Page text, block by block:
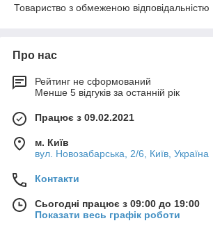
Товариство з обмеженою відповідальністю
Про нас
Рейтинг не сформований
Менше 5 відгуків за останній рік
Працює з 09.02.2021
м. Київ
вул. Новозабарська, 2/6, Київ, Україна
Контакти
Сьогодні працює з 09:00 до 19:00
Показати весь графік роботи